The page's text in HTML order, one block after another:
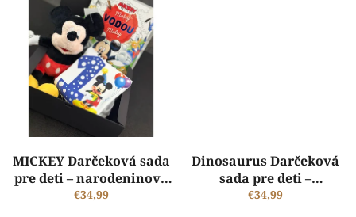
MICKEY Darčeková sada
pre deti – narodeninové
tričko/ body s menom,
€34,99
Dinosaurus Darčeková
sada pre deti –
Personalizovateľné tričko
€34,99